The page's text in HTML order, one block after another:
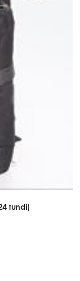
tundi)